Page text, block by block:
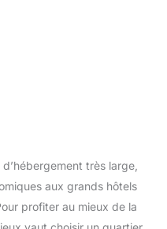
très large,
aux grands hôtels
profiter au mieux de la